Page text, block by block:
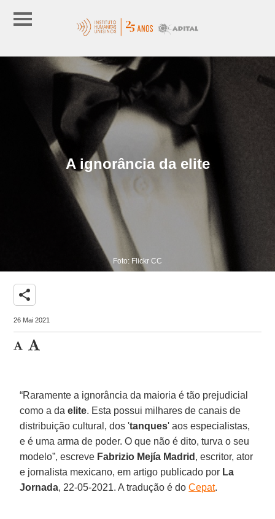
A ignorância da elite
Foto: Flickr CC
share
26 Mai 2021
“Raramente a ignorância da maioria é tão prejudicial
como a daelite. Esta possui milhares de canais de
distribuição cultural, dos 'tanques' aos especialistas,
e é uma arma de poder. O que não é dito, turva o seu
modelo”, escreve Fabrizio Mejía Madrid , escritor, ator
e jornalista mexicano, em artigo publicado por La
Jornada, 22-05-2021. A tradução é doCepat.